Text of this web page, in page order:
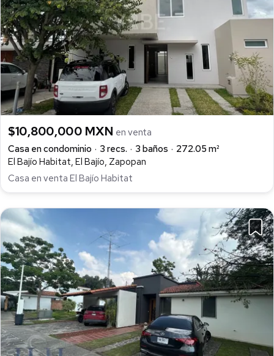
$10,800,000 MXN en venta
Casa en condominio
3 recs. 3 baños
272.05 m²
El Bajío Habitat, El Bajío, Zapopan
Casa en venta El Bajío Habitat